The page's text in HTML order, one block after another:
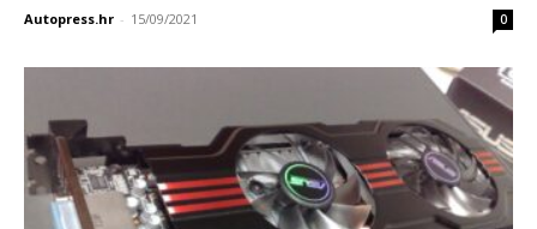
Autopress.hr - 15/09/2021 0